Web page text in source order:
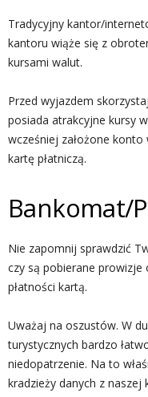
Tradycyjny kantor/
kantoru wiąże się z
kursami walut.
Przed wyjazdem
posiada atrakcyjne kursy
wcześniej założone
kartę płatniczą.
Bankomat/
Nie zapomnij sprawdzić
czy są pobierane prowizje
płatności kartą.
Uważaj na oszustów. W
turystycznych bardzo
niedopatrzenie. Na to
kradzieży danych z naszej